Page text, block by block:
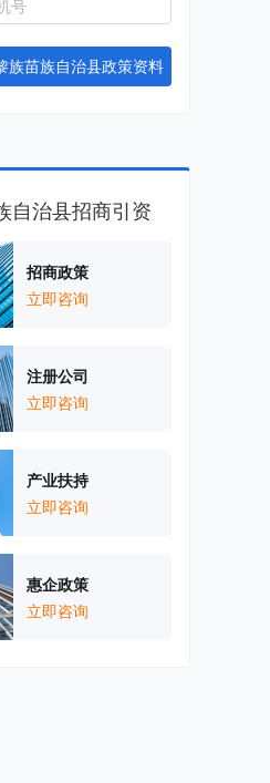
族苗族自治县政策资料
自治县招商引资
招商政策
立即咨询
注册公司
立即咨询
产业扶持
立即咨询
惠企政策
立即咨询